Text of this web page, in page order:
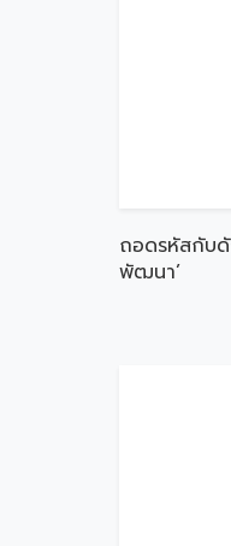
ถอดรหัสกับดั
พัฒนา’